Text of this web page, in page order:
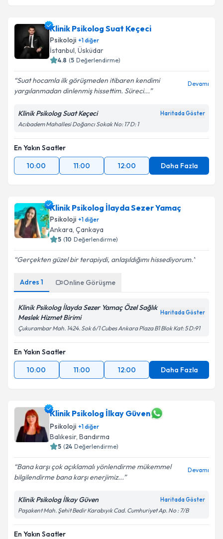
Klinik Psikolog Suat Keçeci
Psikoloji +1diğer
İstanbul, Üsküdar
4.8 (5 Değerlendirme)
Suat hocamla ilk görüşmeden itibaren kendimi
yargılanmadan dinlenmiş hissettim. Süreci...
Devamı
Klinik Psikolog Suat Keçeci Haritada Göster
Acıbadem Mahallesi Doğancı Sokak No: 17 D: 1
En Yakın Saatler
10:00
11:00 12:00 Daha Fazla
Klinik Psikolog İlayda Sezer Yamaç
Psikoloji +1diğer
Ankara, Çankaya
5 (10 Değerlendirme)
Gerçekten güzel bir terapiydi, anlaşıldığımı hissediyorum.
Adres 1 Online Görüşme
Klinik Psikolog İlayda Sezer Yamaç Özel Sağlık
Meslek Hizmet Birimi
Haritada Göster
Çukurambar Mah. 1424. Sok 6/1 Cubes Ankara Plaza B1 Blok Kat: 5 D:91
En Yakın Saatler
10:00
11:00 12:00 Daha Fazla
Klinik Psikolog İlkay Güven
Psikoloji +1diğer
Balıkesir, Bandırma
5 (24 Değerlendirme)
Bana karşı çok açıklamalı yönlendirme mükemmel
bilgilendirme bana karşı enerjimiz...
Devamı
Klinik Psikolog İlkay Güven Haritada Göster
Paşakent Mah. Şehit Bedir Karabıyık Cad. Cumhuriyet Ap. No : 7/B
En Yakın Saatler